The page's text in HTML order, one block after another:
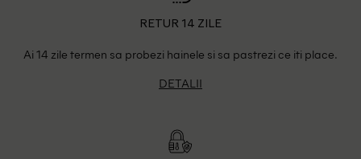
RETUR 14 ZILE
Ai 14 zile termen sa probezi hainele si sa pastrezi ce iti place.
DETALII